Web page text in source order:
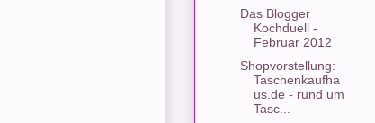
Das Blogger
Kochduell -
Februar 2012
Shopvorstellung:
Taschenkaufha
us.de - rund um
Tasc...